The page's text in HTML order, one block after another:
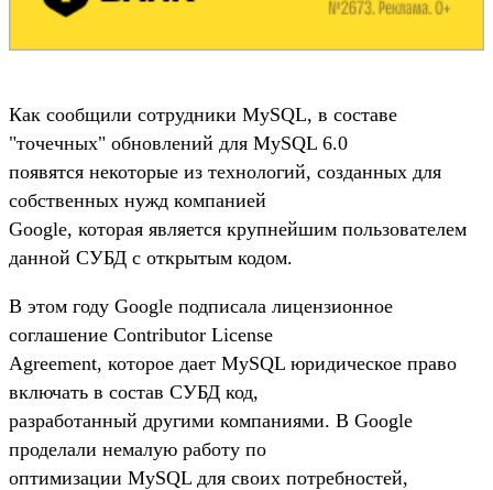
Как сообщили сотрудники MySQL, в составе
"точечных" обновлений для MySQL 6.0
появятся некоторые из технологий, созданных для
собственных нужд компанией
Google, которая является крупнейшим пользователем
данной СУБД с открытым кодом.
В этом году Google подписала лицензионное
соглашение Contributor License
Agreement, которое дает MySQL юридическое право
включать в состав СУБД код,
разработанный другими компаниями. В Google
проделали немалую работу по
оптимизации MySQL для своих потребностей,